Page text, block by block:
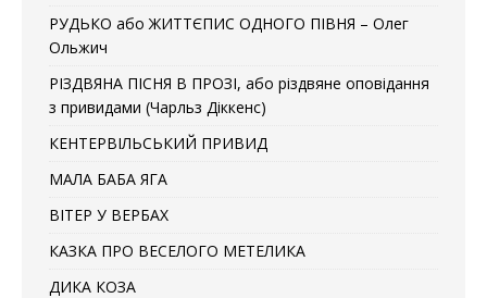
РУДЬКО або ЖИТТЄПИС ОДНОГО ПІВНЯ – Олег
Ольжич
РІЗДВЯНА ПІСНЯ В ПРОЗІ, або різдвяне оповідання
з привидами (Чарльз Діккенс)
КЕНТЕРВІЛЬСЬКИЙ ПРИВИД
МАЛА БАБА ЯГА
ВІТЕР У ВЕРБАХ
КАЗКА ПРО ВЕСЕЛОГО МЕТЕЛИКА
ДИКА КОЗА